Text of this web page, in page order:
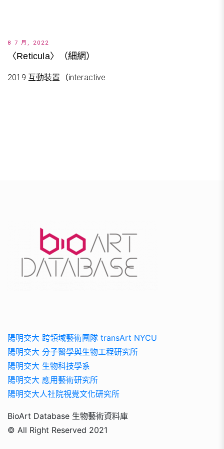
8 7 月, 2022
〈Reticula〉（細網）
2019 互動裝置（interactive
陽明交大 跨領域藝術團隊 transArt NYCU
陽明交大 分子醫學與生物工程研究所
陽明交大 生物科技學系
陽明交大 應用藝術研究所
陽明交大人社院視覺文化研究所
BioArt Database 生物藝術資料庫
© All Right Reserved 2021